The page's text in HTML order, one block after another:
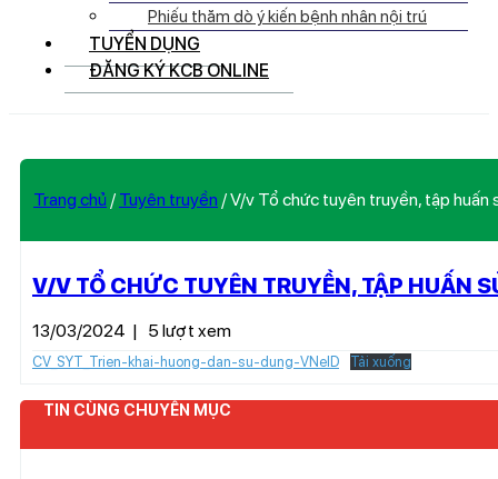
Phiếu thăm dò ý kiến bệnh nhân nội trú
TUYỂN DỤNG
ĐĂNG KÝ KCB ONLINE
Trang chủ / Tuyên truyền /V/v Tổ chức tuyên truyền, tập huấn
V/V TỔ CHỨC TUYÊN TRUYỀN, TẬP HUẤN
13/03/2024 | 5 lượt xem
CV_SYT_Trien-khai-huong-dan-su-dung-VNeID Tải xuống
TIN CÙNG CHUYÊN MỤC